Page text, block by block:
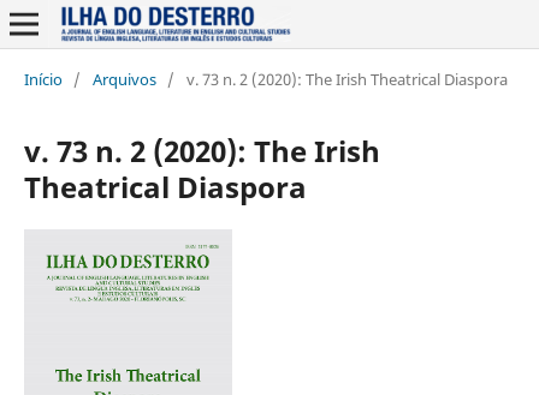
Início / Arquivos / v. 73 n. 2 (2020): The Irish Theatrical Diaspora
v. 73 n. 2 (2020): The Irish
Theatrical Diaspora